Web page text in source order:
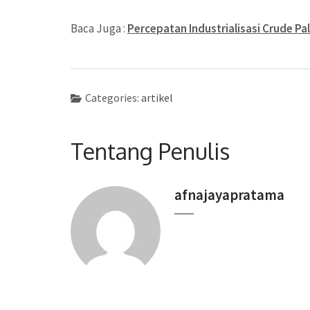
Baca Juga : Percepatan Industrialisasi Crude
Categories: artikel
Tentang Penulis
afnajayapratama